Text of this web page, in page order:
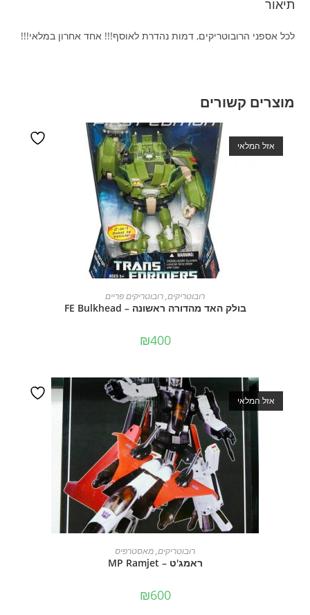
תיאור
לכל אספני הרובוטריקים, דמות נהדרת לאוסף!!! אחד אחרון במלאי!!!
מוצרים קשורים
אזל המלאי
מידע נוסףרובוטריקים,רובוטריקים פריים
בולק האד מהדורה ראשונה – FE Bulkhead
₪400
אזל המלאי
מידע נוסףרובוטריקים,מאסטרפיס
ראמג'ט – MP Ramjet
₪600